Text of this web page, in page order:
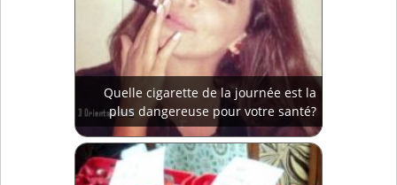
Quelle cigarette de la journée est la
plus dangereuse pour votre santé?